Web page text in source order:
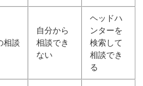
相談
自分から
相談でき
ない
ヘッドハ
ンターを
検索して
相談でき
る